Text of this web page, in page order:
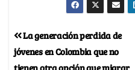
La generación perdida de
jóvenes en Colombia que no
tienen otra opción que migrar